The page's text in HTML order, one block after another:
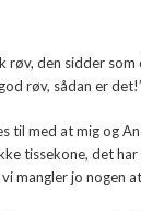
røv, den sidder som
røv, sådan er
til med at mig og
tissekone, det
mangler jo nogen